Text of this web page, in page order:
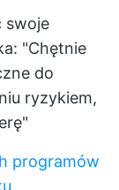
swoje
"Chętnie
do
ryzykiem,
programów